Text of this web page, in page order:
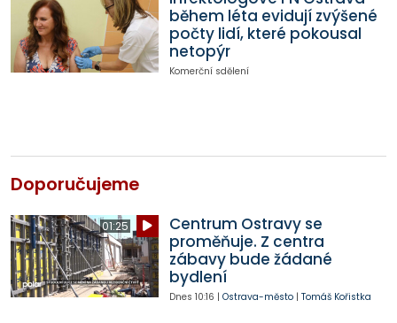
během léta evidují zvýšené
počty lidí, které pokousal
netopýr
Komerční sdělení
Doporučujeme
01:25
Centrum Ostravy se
proměňuje. Z centra
zábavy bude žádané
bydlení
Dnes 10:16 | Ostrava-město| Tomáš Kořistka